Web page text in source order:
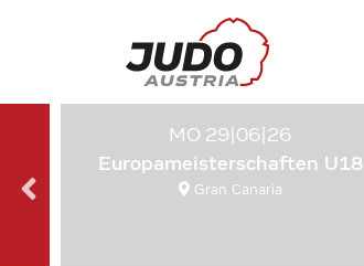
MO 29|06|26
Europameisterschaften U18
Gran Canaria